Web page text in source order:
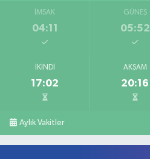
İMSAK
04:11
GÜNEŞ
05:52
İKINDI
17:02
AKŞAM
20:16
Aylık Vakitler